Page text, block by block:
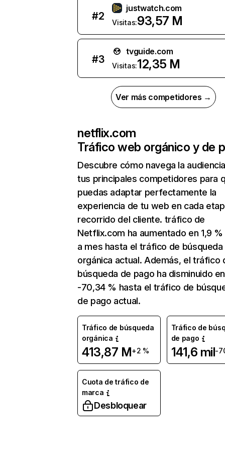
#2
justwatch.com
Visitas:93,57 M
#3
tvguide.com
Visitas:12,35 M
Ver más competidores →
netflix.com
Tráfico web orgánico y de
Descubre cómo navega la
tus principales competidores para
puedas adaptar perfectamente la
experiencia de tu web en cada
recorrido del cliente. tráfico de
Netflix.com ha aumentado en 1,9
a mes hasta el tráfico de búsqueda
orgánica actual. Además, el tráfico
búsqueda de pago ha disminuido en
-70,34 % hasta el tráfico de
de pago actual.
Tráfico de búsqueda
orgánica
413,87 M+2 %
Tráfico de
de pago
141,6 mil-
Cuota de tráfico de
marca
Desbloquear